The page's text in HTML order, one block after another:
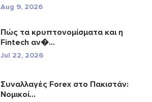
Aug 9, 2026
Πώς τα κρυπτονομίσματα και η
Fintech αν�...
Jul 22, 2026
Συναλλαγές Forex στο Πακιστάν:
Νομικοί...